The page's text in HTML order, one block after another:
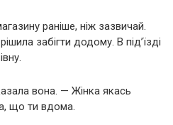
раніше, ніж зазвичай.
забігти додому. В під’їзді
вона. — Жінка якась
що ти вдома.